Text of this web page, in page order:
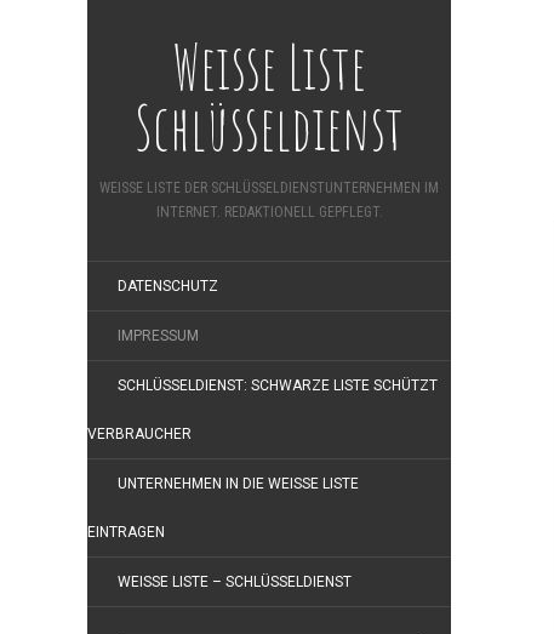
Weisse Liste
Schlüsseldienst
WEISSE LISTE DER SCHLÜSSELDIENSTUNTERNEHMEN IM
INTERNET. REDAKTIONELL GEPFLEGT.
DATENSCHUTZ
IMPRESSUM
SCHLÜSSELDIENST: SCHWARZE LISTE SCHÜTZT
VERBRAUCHER
UNTERNEHMEN IN DIE WEISSE LISTE
EINTRAGEN
WEISSE LISTE – SCHLÜSSELDIENST